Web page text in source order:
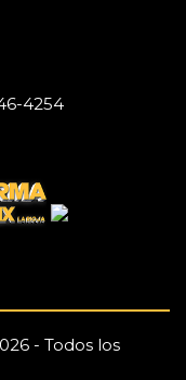
4254
- Todos los